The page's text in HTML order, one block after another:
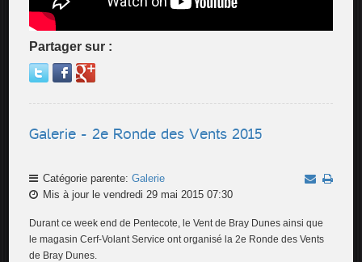
Partager sur :
Galerie - 2e Ronde des Vents 2015
Catégorie parente:Galerie
Mis à jour le vendredi 29 mai 2015 07:30
Durant ce week end de Pentecote, le Vent de Bray Dunes ainsi que
le magasin Cerf-Volant Service ont organisé la 2e Ronde des Vents
de Bray Dunes.